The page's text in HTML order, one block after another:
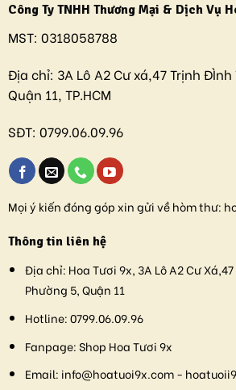
Công Ty TNHH Thương Mại & Dịch Vụ
MST: 0318058788
Địa chỉ: 3A Lô A2 Cư xá,47 Trịnh
Quận 11, TP.HCM
SĐT: 0799.06.09.96
Mọi ý kiến đóng góp xin gửi về hòm thư:
Thông tin liên hệ
Địa chỉ: Hoa Tươi 9x, 3A Lô A2 Cư
Phường 5, Quận 11
Hotline:0799.06.09.96
Fanpage:Shop Hoa Tươi 9x
Email: info@hoatuoi9x.com -